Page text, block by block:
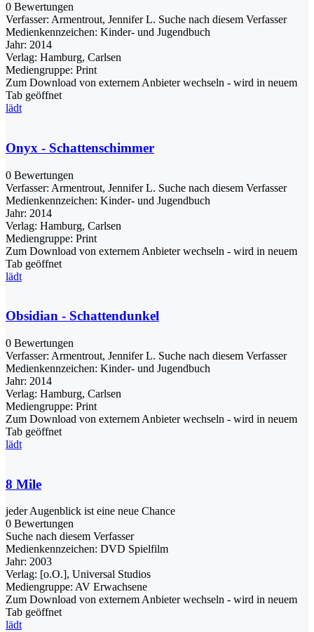
0 Bewertungen
Verfasser: Armentrout, Jennifer L. Suche nach diesem Verfasser
Medienkennzeichen: Kinder- und Jugendbuch
Jahr: 2014
Verlag: Hamburg, Carlsen
Mediengruppe: Print
Zum Download von externem Anbieter wechseln - wird in neuem
Tab geöffnet
lädt
Onyx - Schattenschimmer
0 Bewertungen
Verfasser: Armentrout, Jennifer L. Suche nach diesem Verfasser
Medienkennzeichen: Kinder- und Jugendbuch
Jahr: 2014
Verlag: Hamburg, Carlsen
Mediengruppe: Print
Zum Download von externem Anbieter wechseln - wird in neuem
Tab geöffnet
lädt
Obsidian - Schattendunkel
0 Bewertungen
Verfasser: Armentrout, Jennifer L. Suche nach diesem Verfasser
Medienkennzeichen: Kinder- und Jugendbuch
Jahr: 2014
Verlag: Hamburg, Carlsen
Mediengruppe: Print
Zum Download von externem Anbieter wechseln - wird in neuem
Tab geöffnet
lädt
8 Mile
jeder Augenblick ist eine neue Chance
0 Bewertungen
Suche nach diesem Verfasser
Medienkennzeichen: DVD Spielfilm
Jahr: 2003
Verlag: [o.O.], Universal Studios
Mediengruppe: AV Erwachsene
Zum Download von externem Anbieter wechseln - wird in neuem
Tab geöffnet
lädt